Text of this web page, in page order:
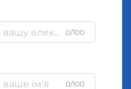
0/100
0/100